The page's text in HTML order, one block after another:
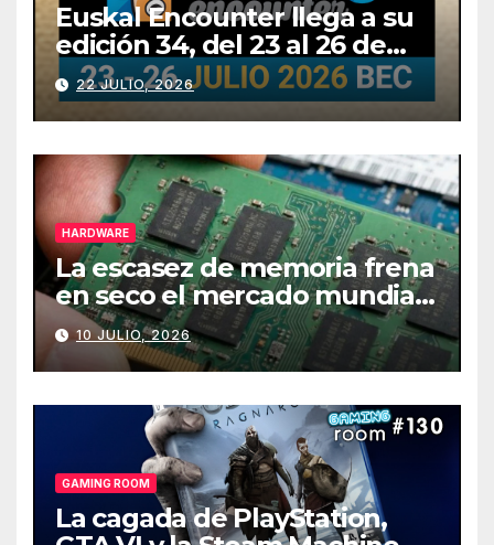
Euskal Encounter llega a su
edición 34, del 23 al 26 de
julio
22 JULIO, 2026
HARDWARE
La escasez de memoria frena
en seco el mercado mundial
de PCs
10 JULIO, 2026
GAMING ROOM
La cagada de PlayStation,